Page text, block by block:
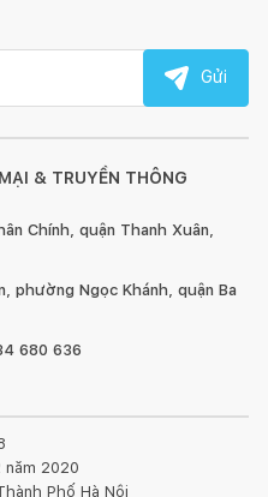
& TRUYỀN THÔNG
Chính, quận Thanh Xuân,
phường Ngọc Khánh, quận Ba
680 636
năm 2020
Phố Hà Nội
Gửi